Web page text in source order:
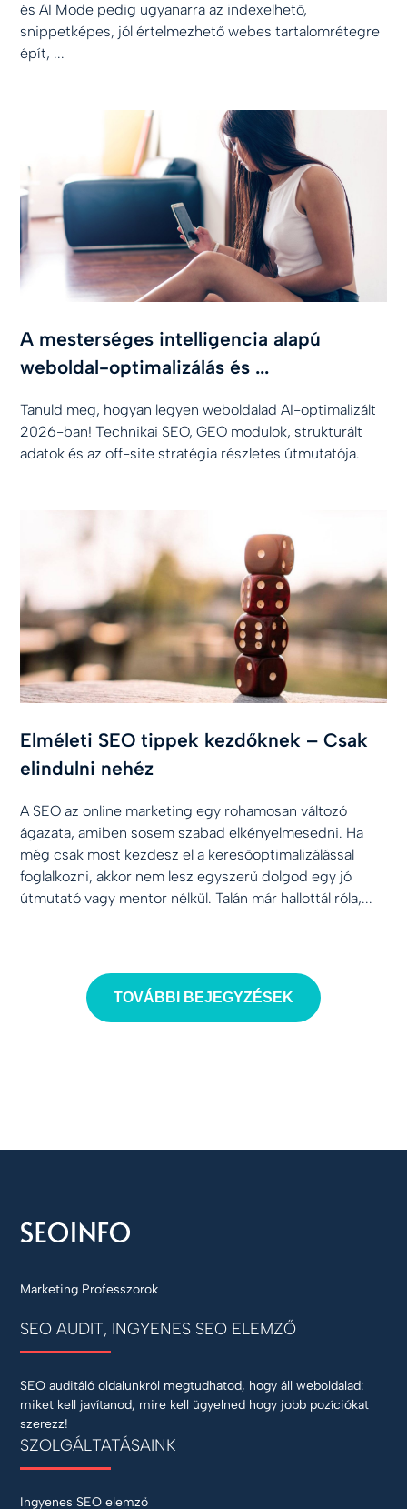
és AI Mode pedig ugyanarra az indexelhető,
snippetképes, jól értelmezhető webes tartalomrétegre
épít, ...
A mesterséges intelligencia alapú
weboldal-optimalizálás és ...
Tanuld meg, hogyan legyen weboldalad AI-optimalizált
2026-ban! Technikai SEO, GEO modulok, strukturált
adatok és az off-site stratégia részletes útmutatója.
Elméleti SEO tippek kezdőknek – Csak
elindulni nehéz
A SEO az online marketing egy rohamosan változó
ágazata, amiben sosem szabad elkényelmesedni. Ha
még csak most kezdesz el a keresőoptimalizálással
foglalkozni, akkor nem lesz egyszerű dolgod egy jó
útmutató vagy mentor nélkül. Talán már hallottál róla,...
TOVÁBBI BEJEGYZÉSEK
Marketing Professzorok
SEO AUDIT, INGYENES SEO ELEMZŐ
SEO auditáló oldalunkról megtudhatod, hogy áll weboldalad:
miket kell javítanod, mire kell ügyelned hogy jobb pozíciókat
szerezz!
SZOLGÁLTATÁSAINK
Ingyenes SEO elemző